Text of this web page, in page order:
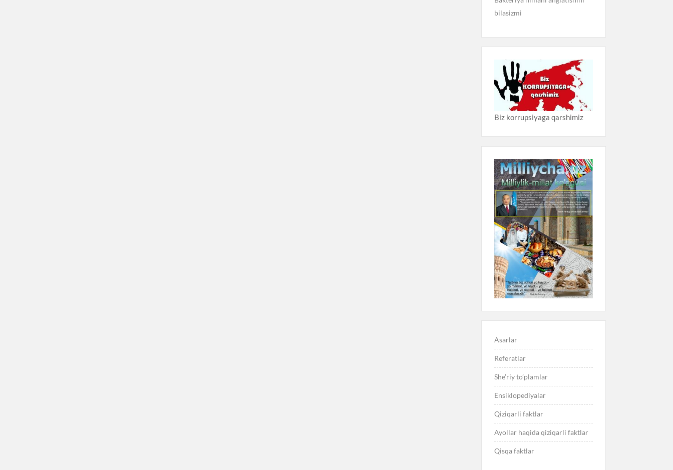
bilasizmi
Biz korrupsiyaga qarshimiz
Asarlar
Referatlar
She’riy to’plamlar
Ensiklopediyalar
Qiziqarli faktlar
Ayollar haqida qiziqarli faktlar
Qisqa faktlar